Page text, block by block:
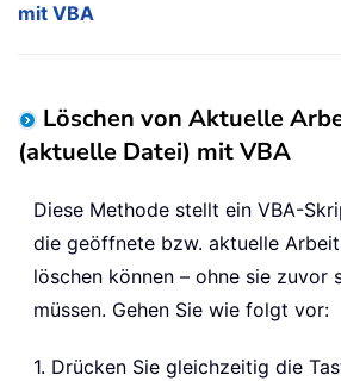
mit VBA
Löschen von Aktuelle
(aktuelle Datei) mit VBA
Diese Methode stellt ein VBA-
die geöffnete bzw. aktuelle
löschen können – ohne sie zuvor
müssen. Gehen Sie wie folgt vor:
1. Drücken Sie gleichzeitig die